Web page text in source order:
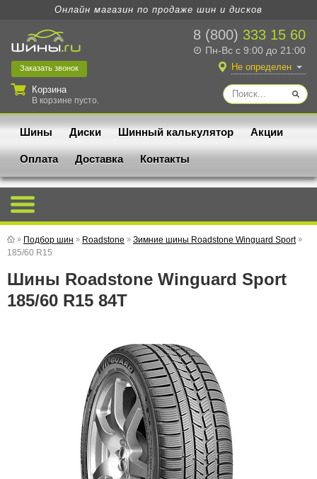
Онлайн магазин по продаже шин и дисков
8 (800) 333 15 60
Пн-Вс с 9:00 до 21:00
Заказать звонок
Корзина
В корзине пусто.
Не определен
Шины Диски Шинный калькулятор Акции
Оплата Доставка Контакты
» Подбор шин » Roadstone » Зимние шины Roadstone Winguard Sport »
185/60 R15
Шины Roadstone Winguard Sport
185/60 R15 84T